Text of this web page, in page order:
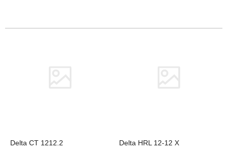
Delta CT 1212.2 Delta HRL 12-12 X